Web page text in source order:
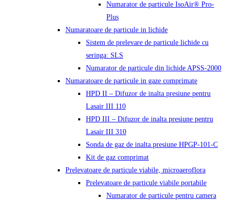
Numarator de particule IsoAir® Pro-
Plus
Numaratoare de particule in lichide
Sistem de prelevare de particule lichide cu
seringa: SLS
Numarator de particule din lichide APSS-2000
Numaratoare de particule in gaze comprimate
HPD II – Difuzor de inalta presiune pentru
Lasair III 110
HPD III – Difuzor de inalta presiune pentru
Lasair III 310
Sonda de gaz de inalta presiune HPGP-101-C
Kit de gaz comprimat
Prelevatoare de particule viabile, microaeroflora
Prelevatoare de particule viabile portabile
Numarator de particule pentru camera